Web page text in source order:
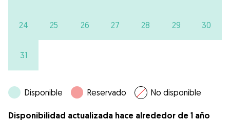
24 25 26 27 28 29 30
31
Disponible Reservado No disponible
Disponibilidad actualizada hace alrededor de 1 año